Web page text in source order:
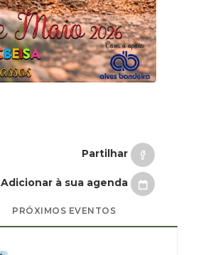
Partilhar
Adicionar à sua agenda
PRÓXIMOS EVENTOS